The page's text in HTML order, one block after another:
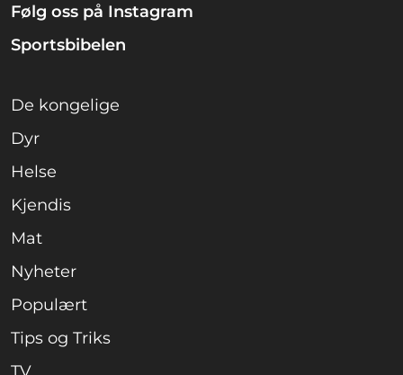
Følg oss på Instagram
Sportsbibelen
De kongelige
Dyr
Helse
Kjendis
Mat
Nyheter
Populært
Tips og Triks
TV